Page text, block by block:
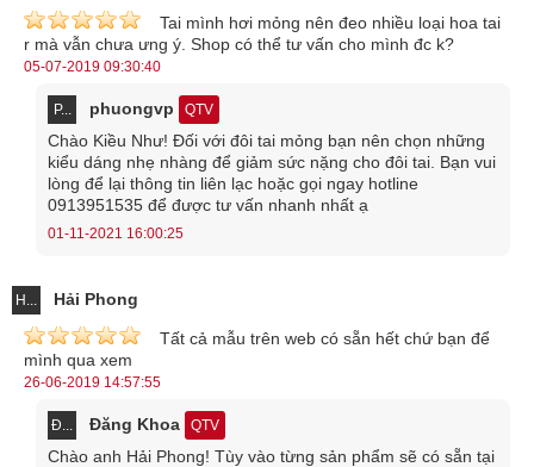
Tai mình hơi mỏng nên đeo nhiều loại hoa tai
r mà vẫn chưa ưng ý. Shop có thể tư vấn cho mình đc k?
05-07-2019 09:30:40
P... phuongvp QTV
Chào Kiều Như! Đối với đôi tai mỏng bạn nên chọn những
kiểu dáng nhẹ nhàng để giảm sức nặng cho đôi tai. Bạn vui
lòng để lại thông tin liên lạc hoặc gọi ngay hotline
0913951535 để được tư vấn nhanh nhất ạ
01-11-2021 16:00:25
H... Hải Phong
Tất cả mẫu trên web có sẵn hết chứ bạn để
mình qua xem
26-06-2019 14:57:55
Đ... Đăng Khoa QTV
Chào anh Hải Phong! Tùy vào từng sản phẩm sẽ có sẵn tại